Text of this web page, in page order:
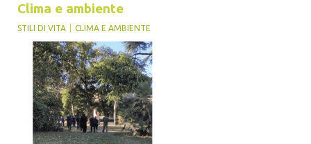
Clima e ambiente
STILI DI VITA CLIMA E AMBIENTE